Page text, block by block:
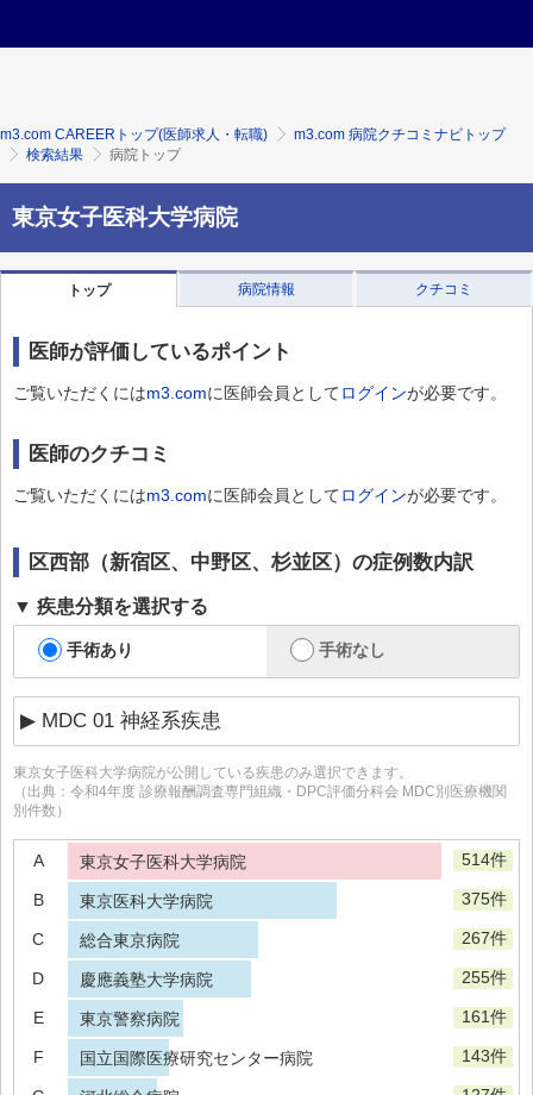
m3.com CAREERトップ(医師求人・転職)
m3.com 病院クチコミナビトップ
検索結果
病院トップ
東京女子医科大学病院
トップ 病院情報 クチコミ
医師が評価しているポイント
ご覧いただくにはm3.comに医師会員としてログインが必要です。
医師のクチコミ
ご覧いただくにはm3.comに医師会員としてログインが必要です。
区西部（新宿区、中野区、杉並区） の症例数内訳
疾患分類を選択する
手術あり 手術なし
東京女子医科大学病院が公開している疾患のみ選択できます。
（出典：令和4年度 診療報酬調査専門組織・DPC評価分科会 MDC別医療機関
別件数）
A 東京女子医科大学病院 514件
B 東京医科大学病院 375件
C 総合東京病院 267件
D 慶應義塾大学病院 255件
E 東京警察病院 161件
F 国立国際医療研究センター病院 143件